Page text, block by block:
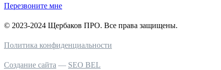
Перезвоните мне
© 2023-2024 Щербаков ПРО. Все права защищены.
Политика конфиденциальности
Создание сайта — SEO BEL